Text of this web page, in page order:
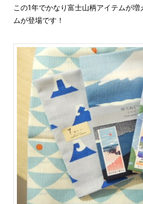
この1年でかなり富士山柄アイテムが
ムが登場です！